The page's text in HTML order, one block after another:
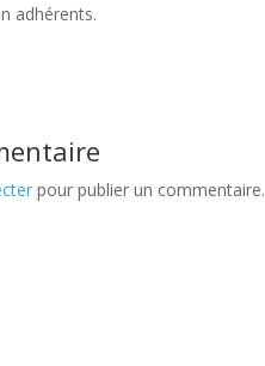
adhérents.
pour publier un commentaire.